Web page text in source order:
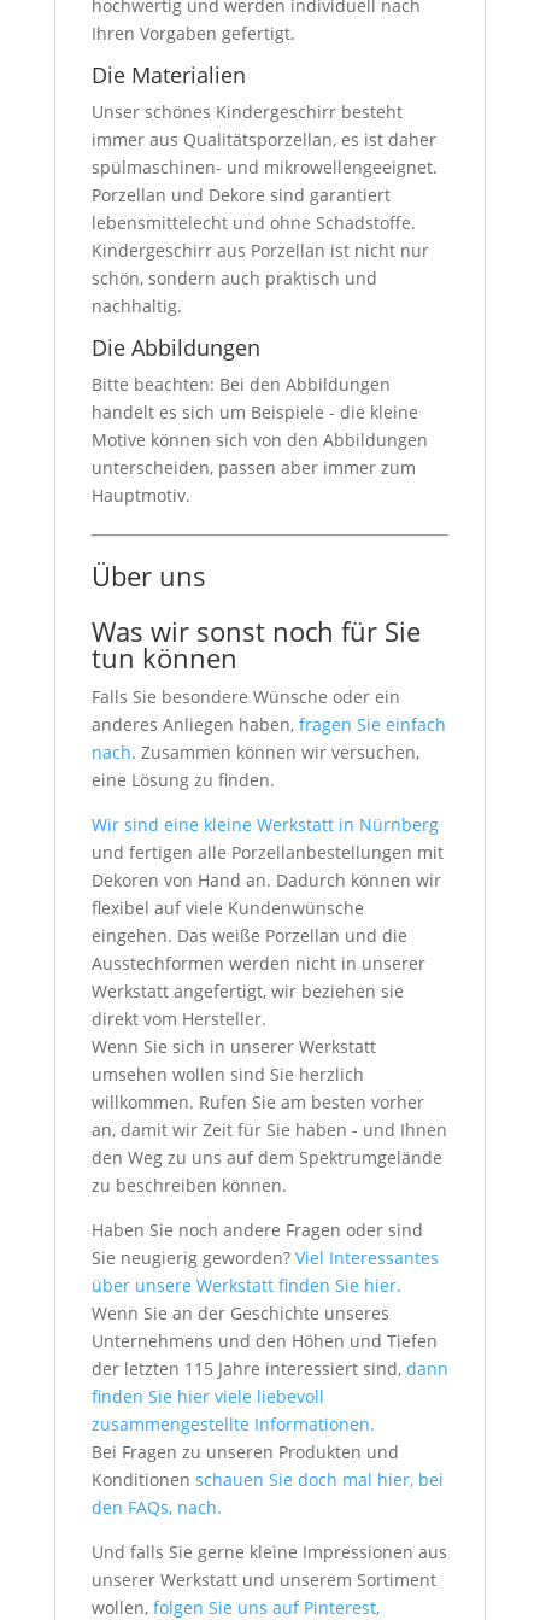
hochwertig und werden individuell nach
Ihren Vorgaben gefertigt.
Die Materialien
Unser schönes Kindergeschirr besteht
immer aus Qualitätsporzellan, es ist daher
spülmaschinen- und mikrowellengeeignet.
Porzellan und Dekore sind garantiert
lebensmittelecht und ohne Schadstoffe.
Kindergeschirr aus Porzellan ist nicht nur
schön, sondern auch praktisch und
nachhaltig.
Die Abbildungen
Bitte beachten: Bei den Abbildungen
handelt es sich um Beispiele - die kleine
Motive können sich von den Abbildungen
unterscheiden, passen aber immer zum
Hauptmotiv.
Über uns
Was wir sonst noch für Sie
tun können
Falls Sie besondere Wünsche oder ein
anderes Anliegen haben, fragen Sie einfach
nach. Zusammen können wir versuchen,
eine Lösung zu finden.
Wir sind eine kleine Werkstatt in Nürnberg
und fertigen alle Porzellanbestellungen mit
Dekoren von Hand an. Dadurch können wir
flexibel auf viele Kundenwünsche
eingehen. Das weiße Porzellan und die
Ausstechformen werden nicht in unserer
Werkstatt angefertigt, wir beziehen sie
direkt vom Hersteller.
Wenn Sie sich in unserer Werkstatt
umsehen wollen sind Sie herzlich
willkommen. Rufen Sie am besten vorher
an, damit wir Zeit für Sie haben - und Ihnen
den Weg zu uns auf dem Spektrumgelände
zu beschreiben können.
Haben Sie noch andere Fragen oder sind
Sie neugierig geworden?Viel Interessantes
über unsere Werkstatt finden Sie hier.
Wenn Sie an der Geschichte unseres
Unternehmens und den Höhen und Tiefen
der letzten 115 Jahre interessiert sind, dann
finden Sie hier viele liebevoll
zusammengestellte Informationen.
Bei Fragen zu unseren Produkten und
Konditionen schauen Sie doch mal hier, bei
den FAQs, nach.
Und falls Sie gerne kleine Impressionen aus
unserer Werkstatt und unserem Sortiment
wollen,folgen Sie uns auf Pinterest,